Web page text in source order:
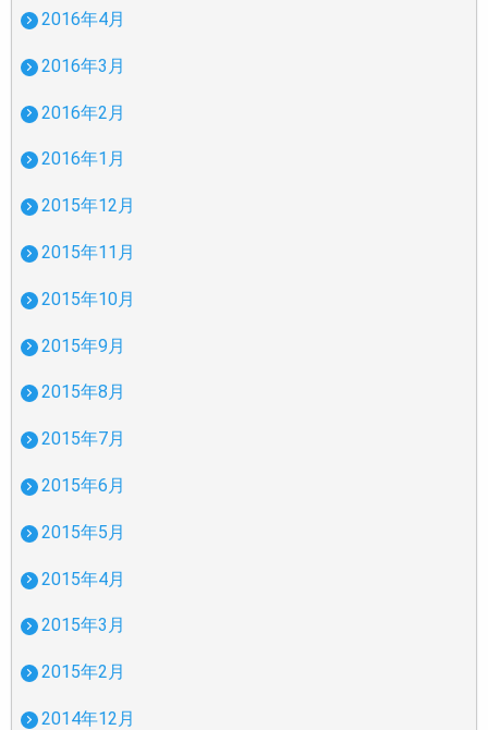
2016年4月
2016年3月
2016年2月
2016年1月
2015年12月
2015年11月
2015年10月
2015年9月
2015年8月
2015年7月
2015年6月
2015年5月
2015年4月
2015年3月
2015年2月
2014年12月